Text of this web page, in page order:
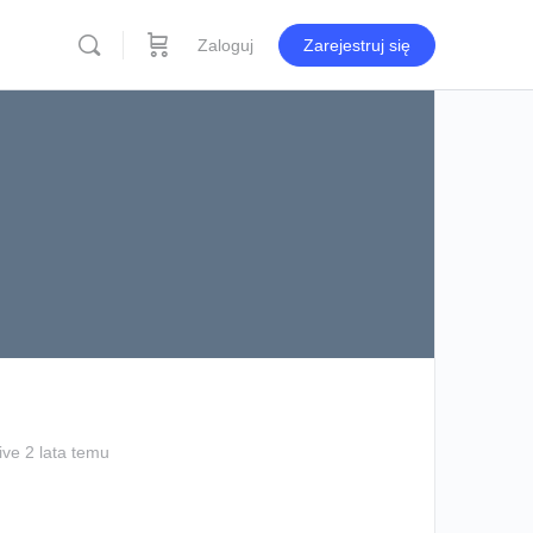
Zaloguj Zarejestruj się
2 lata temu